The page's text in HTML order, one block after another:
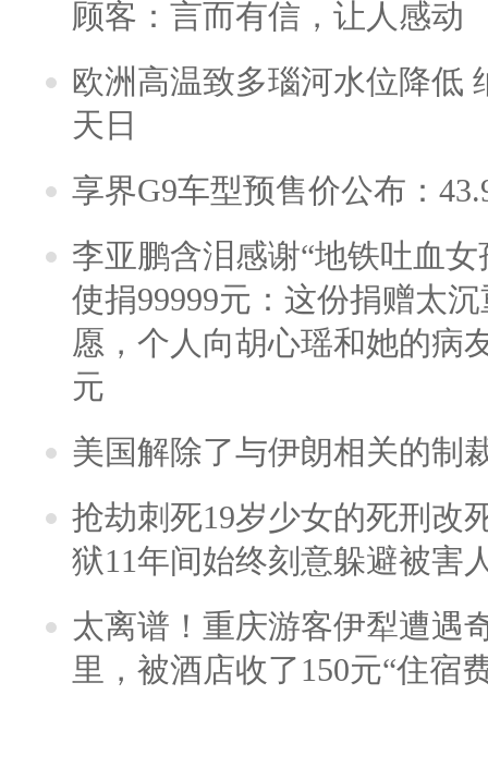
顾客：言而有信，让人感动
欧洲高温致多瑙河水位降低
天日
享界G9车型预售价公布：
李亚鹏含泪感谢“地铁吐血
使捐99999元：这份捐赠太
愿，个人向胡心瑶和她的病
元
美国解除了与伊朗相关的制
抢劫刺死19岁少女的死刑改
狱11年间始终刻意躲避被害
太离谱！重庆游客伊犁遭遇
里，被酒店收了150元“住宿